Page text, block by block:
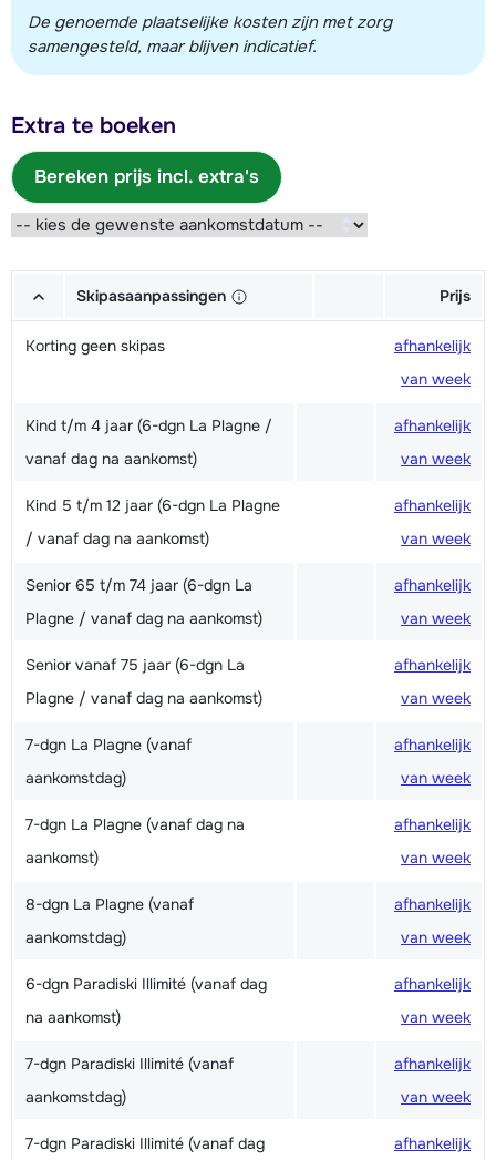
De genoemde plaatselijke kosten zijn met zorg
samengesteld, maar blijven indicatief.
Extra te boeken
Bereken prijs incl. extra's
Skipasaanpassingen Prijs
Korting geen skipas
afhankelijk
van week
Kind t/m 4 jaar (6-dgn La Plagne /
vanaf dag na aankomst)
afhankelijk
van week
Kind 5 t/m 12 jaar (6-dgn La Plagne
/ vanaf dag na aankomst)
afhankelijk
van week
Senior 65 t/m 74 jaar (6-dgn La
Plagne / vanaf dag na aankomst)
afhankelijk
van week
Senior vanaf 75 jaar (6-dgn La
Plagne / vanaf dag na aankomst)
afhankelijk
van week
7-dgn La Plagne (vanaf
aankomstdag)
afhankelijk
van week
7-dgn La Plagne (vanaf dag na
aankomst)
afhankelijk
van week
8-dgn La Plagne (vanaf
aankomstdag)
afhankelijk
van week
6-dgn Paradiski Illimité (vanaf dag
na aankomst)
afhankelijk
van week
7-dgn Paradiski Illimité (vanaf
aankomstdag)
afhankelijk
van week
7-dgn Paradiski Illimité (vanaf dag
afhankelijk